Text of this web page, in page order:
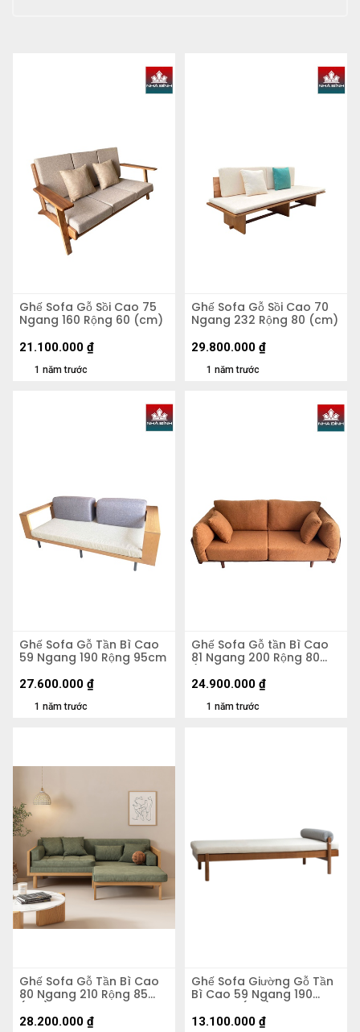
Ghế Sofa Gỗ Sồi Cao 75
Ngang 160 Rộng 60 (cm)
1 năm trước
21.100.000 ₫
Ghế Sofa Gỗ Sồi Cao 70
Ngang 232 Rộng 80 (cm)
1 năm trước
29.800.000 ₫
Ghế Sofa Gỗ Tần Bì Cao
59 Ngang 190 Rộng 95cm
1 năm trước
27.600.000 ₫
Ghế Sofa Gỗ tần Bì Cao
81 Ngang 200 Rộng 80
(cm)
1 năm trước
24.900.000 ₫
Ghế Sofa Gỗ Tần Bì Cao
80 Ngang 210 Rộng 85
(cm)
28.200.000 ₫
Ghế Sofa Giường Gỗ Tần
Bì Cao 59 Ngang 190
Rộng 80 (cm)
13.100.000 ₫